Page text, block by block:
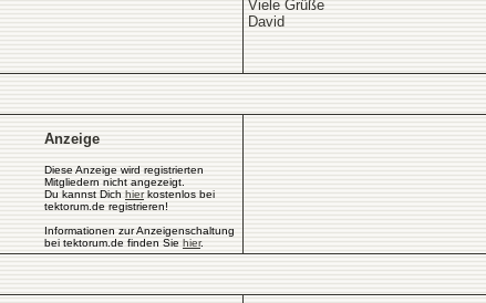
Viele Grüße
David
Anzeige
Diese Anzeige wird registrierten
Mitgliedern nicht angezeigt.
Du kannst Dich hierkostenlos bei
tektorum.de registrieren!
Informationen zur Anzeigenschaltung
bei tektorum.de finden Sie hier.